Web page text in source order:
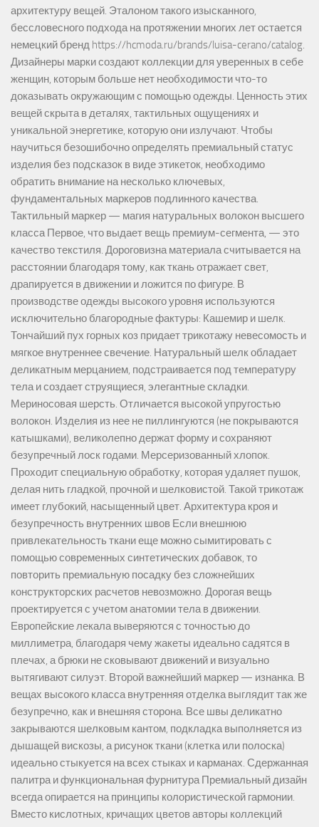
архитектуру вещей. Эталоном такого изысканного,
бессловесного подхода на протяжении многих лет остается
немецкий бренд https://hcmoda.ru/brands/luisa-cerano/catalog.
Дизайнеры марки создают коллекции для уверенных в себе
женщин, которым больше нет необходимости что-то
доказывать окружающим с помощью одежды. Ценность этих
вещей скрыта в деталях, тактильных ощущениях и
уникальной энергетике, которую они излучают. Чтобы
научиться безошибочно определять премиальный статус
изделия без подсказок в виде этикеток, необходимо
обратить внимание на несколько ключевых,
фундаментальных маркеров подлинного качества.
Тактильный маркер — магия натуральных волокон высшего
класса Первое, что выдает вещь премиум-сегмента, — это
качество текстиля. Дороговизна материала считывается на
расстоянии благодаря тому, как ткань отражает свет,
драпируется в движении и ложится по фигуре. В
производстве одежды высокого уровня используются
исключительно благородные фактуры: Кашемир и шелк.
Тончайший пух горных коз придает трикотажу невесомость и
мягкое внутреннее свечение. Натуральный шелк обладает
деликатным мерцанием, подстраивается под температуру
тела и создает струящиеся, элегантные складки.
Мериносовая шерсть. Отличается высокой упругостью
волокон. Изделия из нее не пиллингуются (не покрываются
катышками), великолепно держат форму и сохраняют
безупречный лоск годами. Мерсеризованный хлопок.
Проходит специальную обработку, которая удаляет пушок,
делая нить гладкой, прочной и шелковистой. Такой трикотаж
имеет глубокий, насыщенный цвет. Архитектура кроя и
безупречность внутренних швов Если внешнюю
привлекательность ткани еще можно сымитировать с
помощью современных синтетических добавок, то
повторить премиальную посадку без сложнейших
конструкторских расчетов невозможно. Дорогая вещь
проектируется с учетом анатомии тела в движении.
Европейские лекала выверяются с точностью до
миллиметра, благодаря чему жакеты идеально садятся в
плечах, а брюки не сковывают движений и визуально
вытягивают силуэт. Второй важнейший маркер — изнанка. В
вещах высокого класса внутренняя отделка выглядит так же
безупречно, как и внешняя сторона. Все швы деликатно
закрываются шелковым кантом, подкладка выполняется из
дышащей вискозы, а рисунок ткани (клетка или полоска)
идеально стыкуется на всех стыках и карманах. Сдержанная
палитра и функциональная фурнитура Премиальный дизайн
всегда опирается на принципы колористической гармонии.
Вместо кислотных, кричащих цветов авторы коллекций